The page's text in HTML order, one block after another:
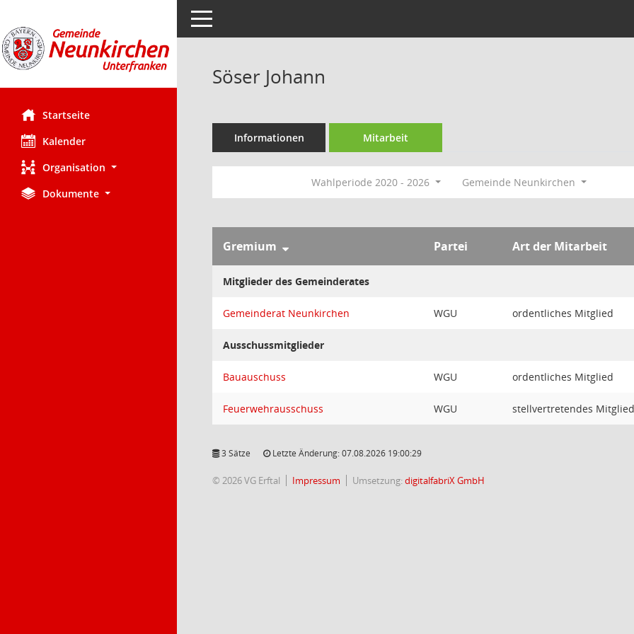
Startseite
Kalender
Organisation
Dokumente
Toggle navigation
Söser Johann
Informationen Mitarbeit
Wahlperiode 2020 - 2026 Gemeinde Neunkirchen
Gremium Partei Art der Mitarbeit
Mitglieder des Gemeinderates
Gemeinderat Neunkirchen WGU ordentliches Mitglied
Ausschussmitglieder
Bauauschuss WGU ordentliches Mitglied
Feuerwehrausschuss WGU stellvertretendes Mitglied
3 Sätze Letzte Änderung: 07.08.2026 19:00:29
© 2026 VG Erftal Impressum Umsetzung:digitalfabriX GmbH